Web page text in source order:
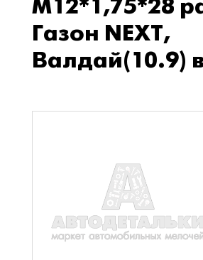
М12*1,75*28
Газон NEXT,
Валдай(10.9)